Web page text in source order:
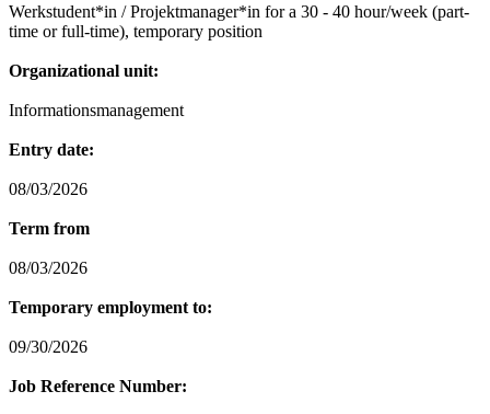
Werkstudent*in / Projektmanager*in for a 30 - 40 hour/week (part-
time or full-time), temporary position
Organizational unit:
Informationsmanagement
Entry date:
08/03/2026
Term from
08/03/2026
Temporary employment to:
09/30/2026
Job Reference Number: